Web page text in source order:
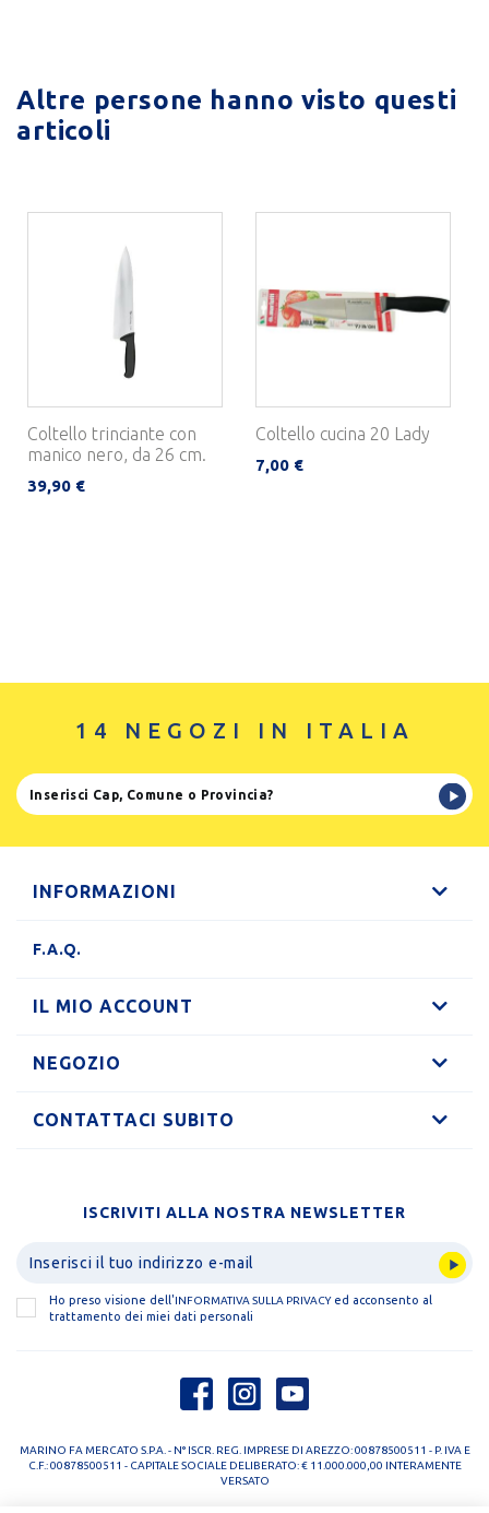
Altre persone hanno visto questi
articoli
Coltello trinciante con
manico nero, da 26 cm.
39,90 €
Coltello cucina 20 Lady
7,00 €
14 NEGOZI IN ITALIA
INFORMAZIONI
F.A.Q.
IL MIO ACCOUNT
NEGOZIO
CONTATTACI SUBITO
ISCRIVITI ALLA NOSTRA NEWSLETTER
Ho preso visione dell' INFORMATIVA SULLA PRIVACYed acconsento al
trattamento dei miei dati personali
MARINO FA MERCATO S.P.A. - N° ISCR. REG. IMPRESE DI AREZZO: 00878500511 - P. IVA E
C.F.: 00878500511 - CAPITALE SOCIALE DELIBERATO: € 11.000.000,00 INTERAMENTE
VERSATO